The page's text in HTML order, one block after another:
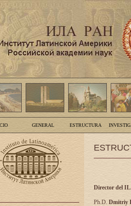
GENERAL ESTRUCTURA
Director del
Ph.D. Dmitriy